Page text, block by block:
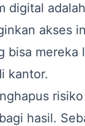
digital adalah
akses
bisa mereka
kantor.
risiko
hasil.